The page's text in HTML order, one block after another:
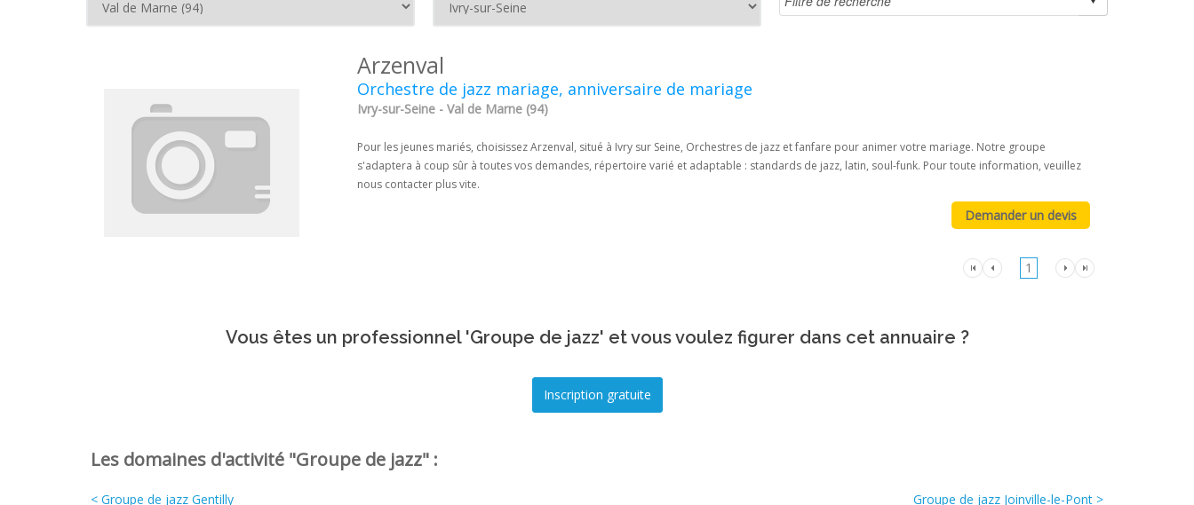
Arzenval
Orchestre de jazz mariage, anniversaire de mariage
Ivry-sur-Seine - Val de Marne (94)
Pour les jeunes mariés, choisissez Arzenval, situé à Ivry sur Seine, Orchestres de jazz et fanfare pour animer votre mariage. Notre groupe
s'adaptera à coup sûr à toutes vos demandes, répertoire varié et adaptable : standards de jazz, latin, soul-funk. Pour toute information, veuillez
nous contacter plus vite.
1
Vous êtes un professionnel 'Groupe de jazz' et vous voulez figurer dans cet annuaire ?
Les domaines d'activité "Groupe de jazz" :
< Groupe de jazz Gentilly Groupe de jazz Joinville-le-Pont >